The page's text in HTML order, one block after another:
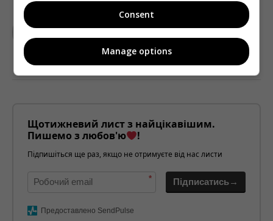
TELEKRITIKA
Щотижневий лист з найцікавішим.
Пишемо з любов'ю
!
Підпишіться ще раз, якщо не отримуєте від нас листи
* Підписатись→
Предоставлено SendPulse
Consent
Manage options